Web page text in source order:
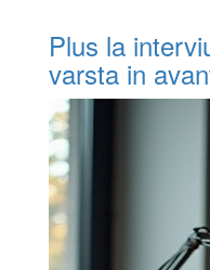
Plus la
varsta in